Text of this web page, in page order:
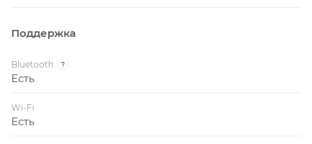
Поддержка
Bluetooth ?
Есть
Wi-Fi
Есть